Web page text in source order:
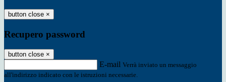
button close ×
Recupero password
button close ×
E-mail Verrà inviato un messaggio
all'indirizzo indicato con le istruzioni necessarie.